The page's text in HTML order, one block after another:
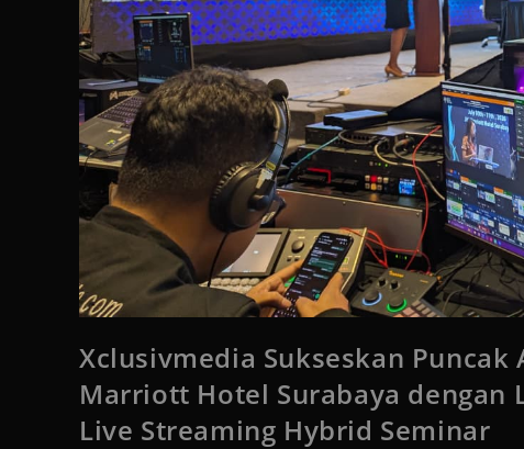
Xclusivmedia Sukseskan Puncak
Marriott Hotel Surabaya dengan
Live Streaming Hybrid Seminar